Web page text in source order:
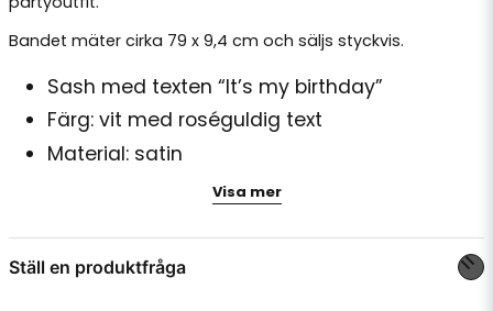
Bandet mäter cirka 79 x 9,4 cm och säljs styckvis.
Sash med texten “It’s my birthday”
Färg: vit med roséguldig text
Material: satin
Mått: ca 79 x 9,4 cm
Förpackning: 1 st
Visa mer
Ställ en produktfråga